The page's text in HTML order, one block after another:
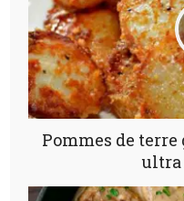
Pommes de
ultra